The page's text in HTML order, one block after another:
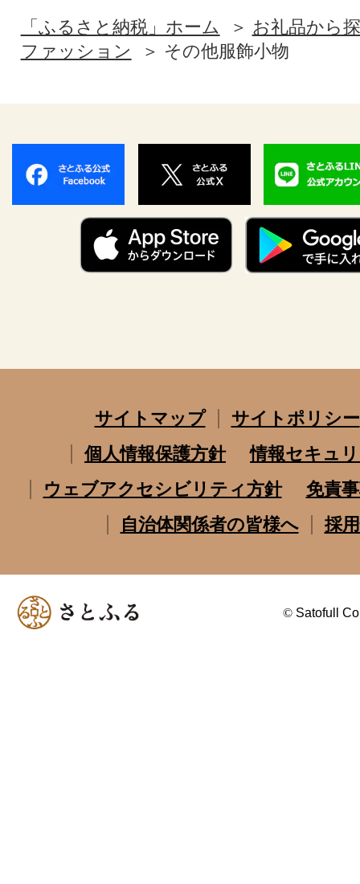
「ふるさと納税」ホーム
お礼品から
ファッション
その他服飾小物
サイトマップ
サイトポリシー
個人情報保護方針
情報セキュ
ウェブアクセシビリティ方針
免責
自治体関係者の皆様へ
採
© Satofull